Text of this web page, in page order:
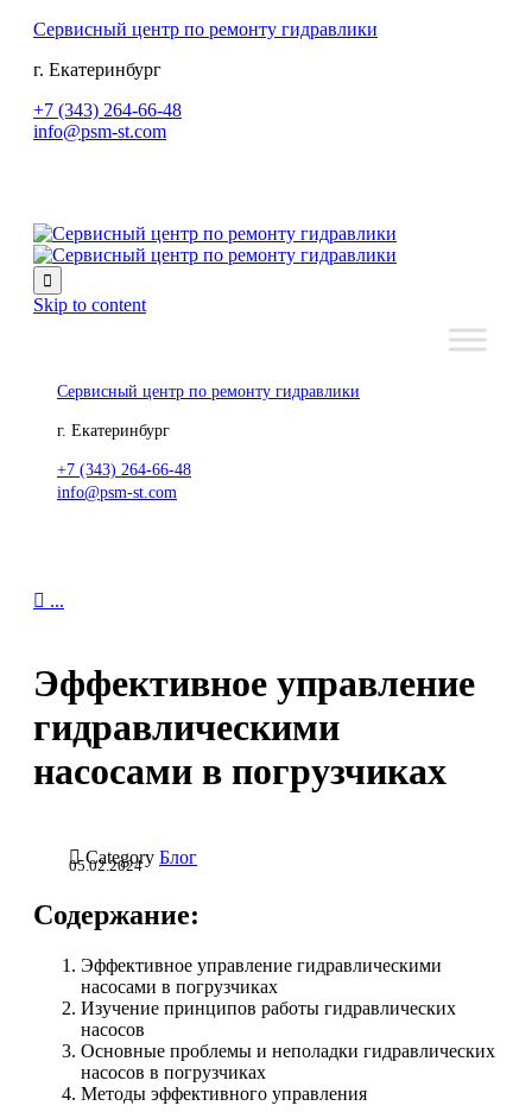
Сервисный центр по ремонту гидравлики
г. Екатеринбург
+7 (343) 264-66-48
info@psm-st.com

Skip to content
Сервисный центр по ремонту гидравлики
г. Екатеринбург
+7 (343) 264-66-48
info@psm-st.com
 ...
Эффективное управление
гидравлическими
насосами в погрузчиках
 Category Блог
05.02.2024
Содержание:
Эффективное управление гидравлическими
насосами в погрузчиках
Изучение принципов работы гидравлических
насосов
Основные проблемы и неполадки гидравлических
насосов в погрузчиках
Методы эффективного управления